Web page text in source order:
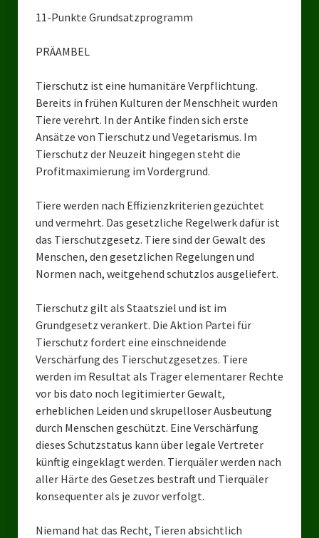
Kreisverband Solingen
Kreisverband Duisburg
Kreisverband Bottrop
Landesverbände
Landesverband Nordrhein-Westfalen
Landesverband Sachsen-Anhalt
Landesverband Sachsen
Landesverband Schleswig-Holstein
Landesverband Hamburg
11-Punkte Grundsatzprogramm
PRÄAMBEL
Tierschutz ist eine humanitäre Verpflichtung.
Bereits in frühen Kulturen der Menschheit wurden
Tiere verehrt. In der Antike finden sich erste
Ansätze von Tierschutz und Vegetarismus. Im
Tierschutz der Neuzeit hingegen steht die
Profitmaximierung im Vordergrund.
Tiere werden nach Effizienzkriterien gezüchtet
und vermehrt. Das gesetzliche Regelwerk dafür ist
das Tierschutzgesetz. Tiere sind der Gewalt des
Menschen, den gesetzlichen Regelungen und
Normen nach, weitgehend schutzlos ausgeliefert.
Tierschutz gilt als Staatsziel und ist im
Grundgesetz verankert. Die Aktion Partei für
Tierschutz fordert eine einschneidende
Verschärfung des Tierschutzgesetzes. Tiere
werden im Resultat als Träger elementarer Rechte
vor bis dato noch legitimierter Gewalt,
erheblichen Leiden und skrupelloser Ausbeutung
durch Menschen geschützt. Eine Verschärfung
dieses Schutzstatus kann über legale Vertreter
künftig eingeklagt werden. Tierquäler werden nach
aller Härte des Gesetzes bestraft und Tierquäler
konsequenter als je zuvor verfolgt.
Niemand hat das Recht, Tieren absichtlich